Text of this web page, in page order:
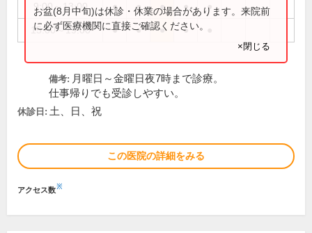
9:00～13:00 ● ● ● ● ●
15:00～19:00 ● ● ● ●
お盆(8月中旬)は休診・休業の場合があります。来院前
に必ず医療機関に直接ご確認ください。
×閉じる
備考: 月曜日～金曜日夜7時まで診療。
仕事帰りでも受診しやすい。
休診日: 土、日、祝
この医院の詳細をみる
アクセス数※